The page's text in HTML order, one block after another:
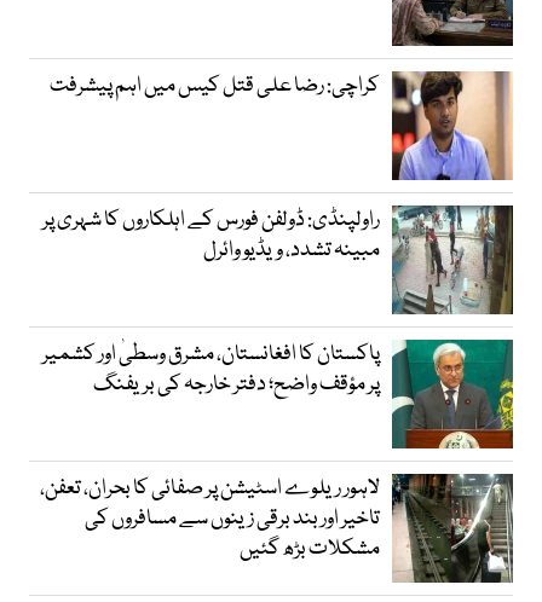
کراچی: رضا علی قتل کیس میں اہم پیشرفت
راولپنڈی: ڈولفن فورس کے اہلکاروں کا شہری پر
مبینہ تشدد، ویڈیو وائرل
پاکستان کا افغانستان، مشرق وسطیٰ اور کشمیر
پر مؤقف واضح؛ دفتر خارجہ کی بریفنگ
لاہور ریلوے اسٹیشن پر صفائی کا بحران، تعفن،
تاخیر اور بند برقی زینوں سے مسافروں کی
مشکلات بڑھ گئیں